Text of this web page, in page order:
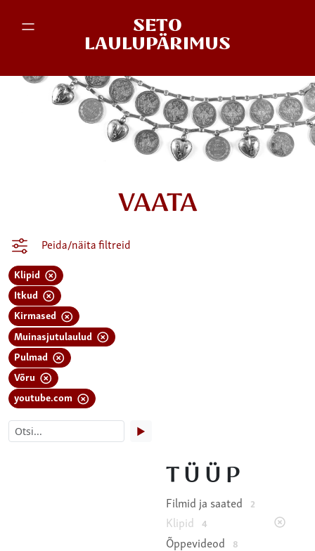
SETO
LAULUPÄRIMUS
VAATA
Peida/näita filtreid
Klipid
Itkud
Kirmased
Muinasjutulaulud
Pulmad
Võru
youtube.com
▶
TÜÜP
Filmid ja saated 2
Klipid 4
Õppevideod 8